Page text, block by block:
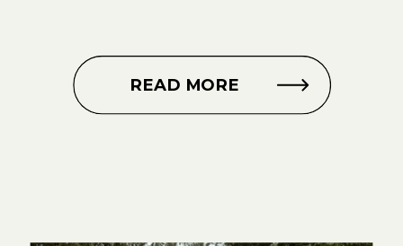
READ MORE